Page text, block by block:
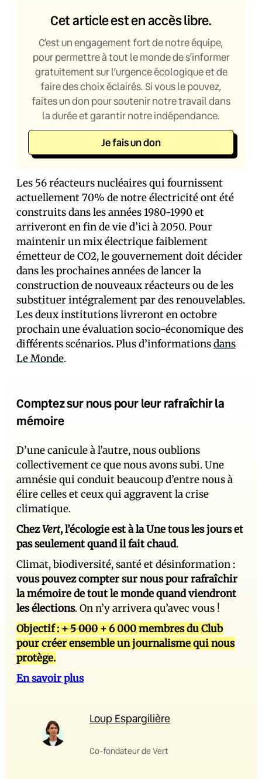
Cet article est en accès libre.
C’est un engagement fort de notre équipe,
pour permettre à tout le monde de s’informer
gratuitement sur l’urgence écologique et de
faire des choix éclairés. Si vous le pouvez,
faites un don pour soutenir notre travail dans
la durée et garantir notre indépendance.
Je fais un don
Les 56 réacteurs nucléaires qui fournissent
actuellement 70% de notre électricité ont été
construits dans les années 1980-1990 et
arriveront en fin de vie d’ici à 2050. Pour
maintenir un mix électrique faiblement
émetteur de CO2, le gouvernement doit décider
dans les prochaines années de lancer la
construction de nouveaux réacteurs ou de les
substituer intégralement par des renouvelables.
Les deux institutions livreront en octobre
prochain une évaluation socio-économique des
différents scénarios. Plus d’informationsdans
Le Monde.
Comptez sur nous pour leur rafraîchir la
mémoire
D’une canicule à l’autre, nous oublions
collectivement ce que nous avons subi. Une
amnésie qui conduit beaucoup d’entre nous à
élire celles et ceux qui aggravent la crise
climatique.
ChezVert, l’écologie est à la Une tous les jours et
pas seulement quand il fait chaud.
Climat, biodiversité, santé et désinformation :
vous pouvez compter sur nous pour rafraîchir
la mémoire de tout le monde quand viendront
les élections. On n’y arrivera qu’avec vous !
Objectif :+ 5 000 + 6 000 membres du Club
pour créer ensemble un journalisme qui nous
protège.
En savoir plus
Loup Espargilière
Co-fondateur de Vert